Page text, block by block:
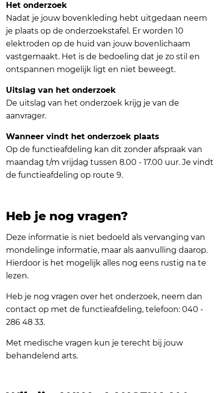
Het onderzoek
Nadat je jouw bovenkleding hebt uitgedaan neem
je plaats op de onderzoekstafel. Er worden 10
elektroden op de huid van jouw bovenlichaam
vastgemaakt. Het is de bedoeling dat je zo stil en
ontspannen mogelijk ligt en niet beweegt.
Uitslag van het onderzoek
De uitslag van het onderzoek krijg je van de
aanvrager.
Wanneer vindt het onderzoek plaats
Op de functieafdeling kan dit zonder afspraak van
maandag t/m vrijdag tussen 8.00 - 17.00 uur. Je vindt
de functieafdeling op route 9.
Heb je nog vragen?
Deze informatie is niet bedoeld als vervanging van
mondelinge informatie, maar als aanvulling daarop.
Hierdoor is het mogelijk alles nog eens rustig na te
lezen.
Heb je nog vragen over het onderzoek, neem dan
contact op met de functieafdeling, telefoon: 040 -
286 48 33.
Met medische vragen kun je terecht bij jouw
behandelend arts.